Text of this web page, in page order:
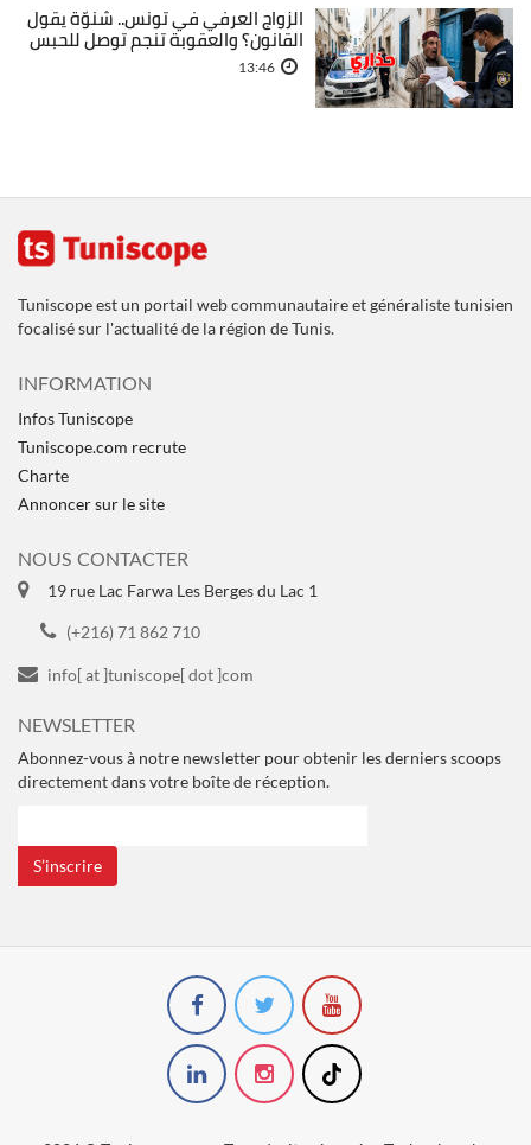
الزواج العرفي في تونس.. شنوّة يقول
القانون؟ والعقوبة تنجم توصل للحبس
13:46
Tuniscope est un portail web communautaire et généraliste tunisien
focalisé sur l'actualité de la région de Tunis.
INFORMATION
Infos Tuniscope
Tuniscope.com recrute
Charte
Annoncer sur le site
NOUS CONTACTER
19 rue Lac Farwa Les Berges du Lac 1
(+216) 71 862 710
info[ at ]tuniscope[ dot ]com
NEWSLETTER
Abonnez-vous à notre newsletter pour obtenir les derniers scoops
directement dans votre boîte de réception.
S’inscrire